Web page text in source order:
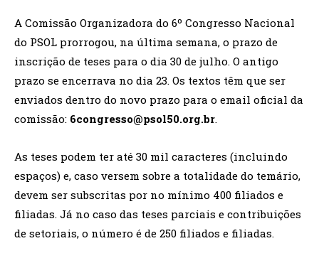
A Comissão Organizadora do 6º Congresso Nacional
do PSOL prorrogou, na última semana, o prazo de
inscrição de teses para o dia 30 de julho. O antigo
prazo se encerrava no dia 23. Os textos têm que ser
enviados dentro do novo prazo para o email oficial da
comissão: 6congresso@psol50.org.br.
As teses podem ter até 30 mil caracteres (incluindo
espaços) e, caso versem sobre a totalidade do temário,
devem ser subscritas por no mínimo 400 filiados e
filiadas. Já no caso das teses parciais e contribuições
de setoriais, o número é de 250 filiados e filiadas.